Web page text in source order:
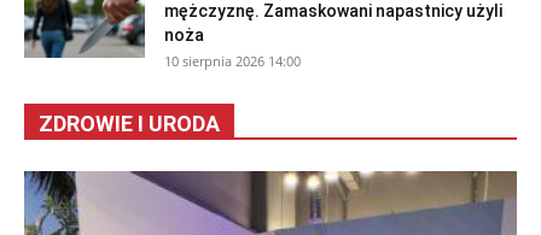
mężczyznę. Zamaskowani napastnicy użyli
noża
10 sierpnia 2026 14:00
ZDROWIE I URODA